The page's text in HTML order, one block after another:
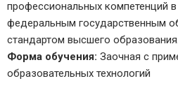
профессиональных компетенций в
федеральным государственным
стандартом высшего образования.
Форма обучения: Заочная с
образовательных технологий